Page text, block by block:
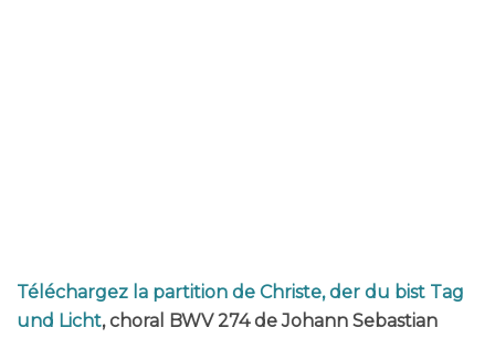
Téléchargez la partition de Christe, der du bist Tag
und Licht, choral BWV 274 de Johann Sebastian